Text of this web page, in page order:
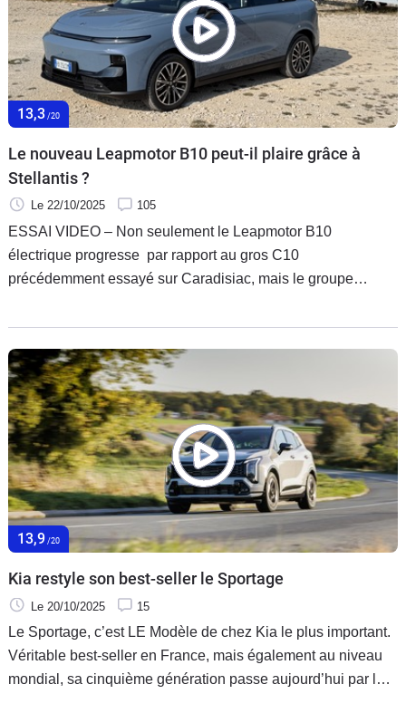
13,3 /20
Le nouveau Leapmotor B10 peut-il plaire grâce à
Stellantis ?
Le 22/10/2025 105
ESSAI VIDEO – Non seulement le Leapmotor B10
électrique progresse par rapport au gros C10
précédemment essayé sur Caradisiac, mais le groupe
production en Europe et même possiblement un modèle
Opel rebadgé à venir sur sa base technique. Il reste
cependant perfectible à certains niveaux face à un Peugeot
E-3008 ou un Renault Scénic, certes plus chers.
13,9 /20
Kia restyle son best-seller le Sportage
Le 20/10/2025 15
Le Sportage, c’est LE Modèle de chez Kia le plus important.
Véritable best-seller en France, mais également au niveau
mondial, sa cinquième génération passe aujourd’hui par la